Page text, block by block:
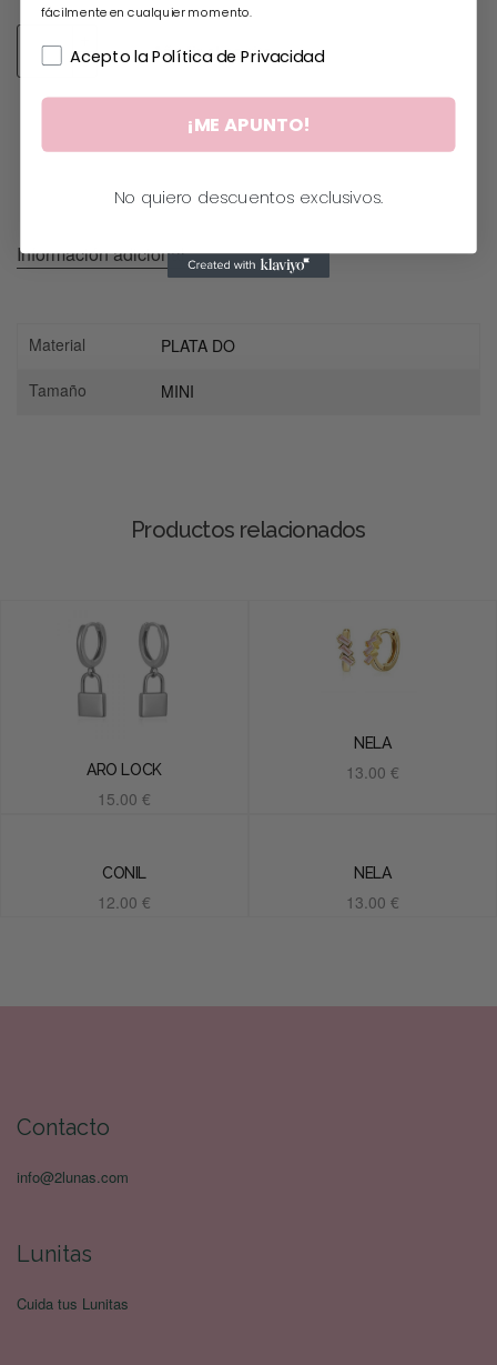
Añadir al carrito
Información adicional
Material
PLATA DO
Tamaño
MINI
Productos relacionados
ARO LOCK
15.00 €
NELA
13.00 €
CONIL
12.00 €
NELA
13.00 €
Contacto
info@2lunas.com
Lunitas
Cuida tus Lunitas
fácilmente en cualquier momento.
Acepto la Política de Privacidad
¡ME APUNTO!
No quiero descuentos exclusivos.